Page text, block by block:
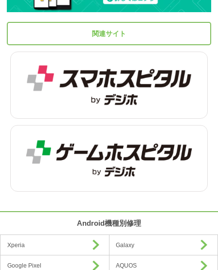
関連サイト
Android機種別修理
Xperia Galaxy
Google Pixel AQUOS